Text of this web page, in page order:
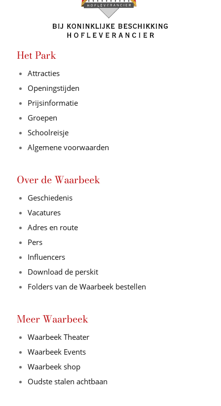
Het Park
Attracties
Openingstijden
Prijsinformatie
Groepen
Schoolreisje
Algemene voorwaarden
Over de Waarbeek
Geschiedenis
Vacatures
Adres en route
Pers
Influencers
Download de perskit
Folders van de Waarbeek bestellen
Meer Waarbeek
Waarbeek Theater
Waarbeek Events
Waarbeek shop
Oudste stalen achtbaan